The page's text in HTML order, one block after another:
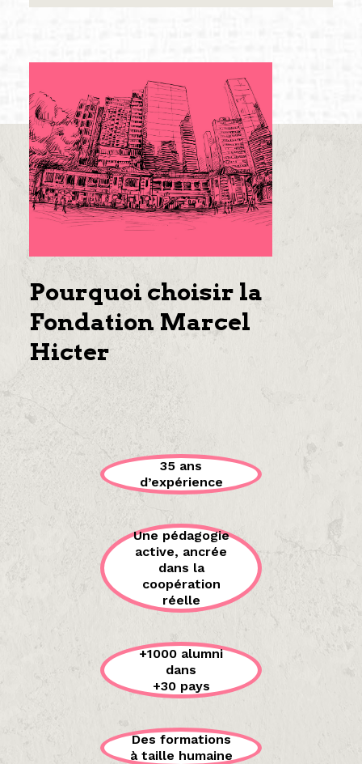
Pourquoi choisir la
Fondation Marcel
Hicter
35 ans
d’expérience
Une pédagogie
active, ancrée
dans la
coopération
réelle
+1000 alumni
dans
+30 pays
Des formations
à taille humaine